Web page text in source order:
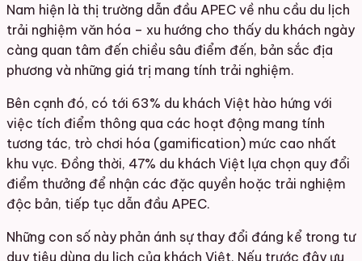
Nam hiện là thị trường dẫn đầu APEC về nhu cầu du lịch
trải nghiệm văn hóa – xu hướng cho thấy du khách ngày
càng quan tâm đến chiều sâu điểm đến, bản sắc địa
phương và những giá trị mang tính trải nghiệm.
Bên cạnh đó, có tới 63% du khách Việt hào hứng với
việc tích điểm thông qua các hoạt động mang tính
tương tác, trò chơi hóa (gamification) mức cao nhất
khu vực. Đồng thời, 47% du khách Việt lựa chọn quy đổi
điểm thưởng để nhận các đặc quyền hoặc trải nghiệm
độc bản, tiếp tục dẫn đầu APEC.
Những con số này phản ánh sự thay đổi đáng kể trong tư
duy tiêu dùng du lịch của khách Việt. Nếu trước đây ưu